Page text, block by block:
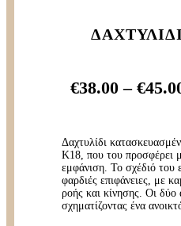
€38.00 – €
Δαχτυλίδι
Κ18, που του προσφέρει
εμφάνιση. Το σχέδιό του
φαρδιές επιφάνειες, με
ροής και κίνησης. Οι δύο
σχηματίζοντας ένα